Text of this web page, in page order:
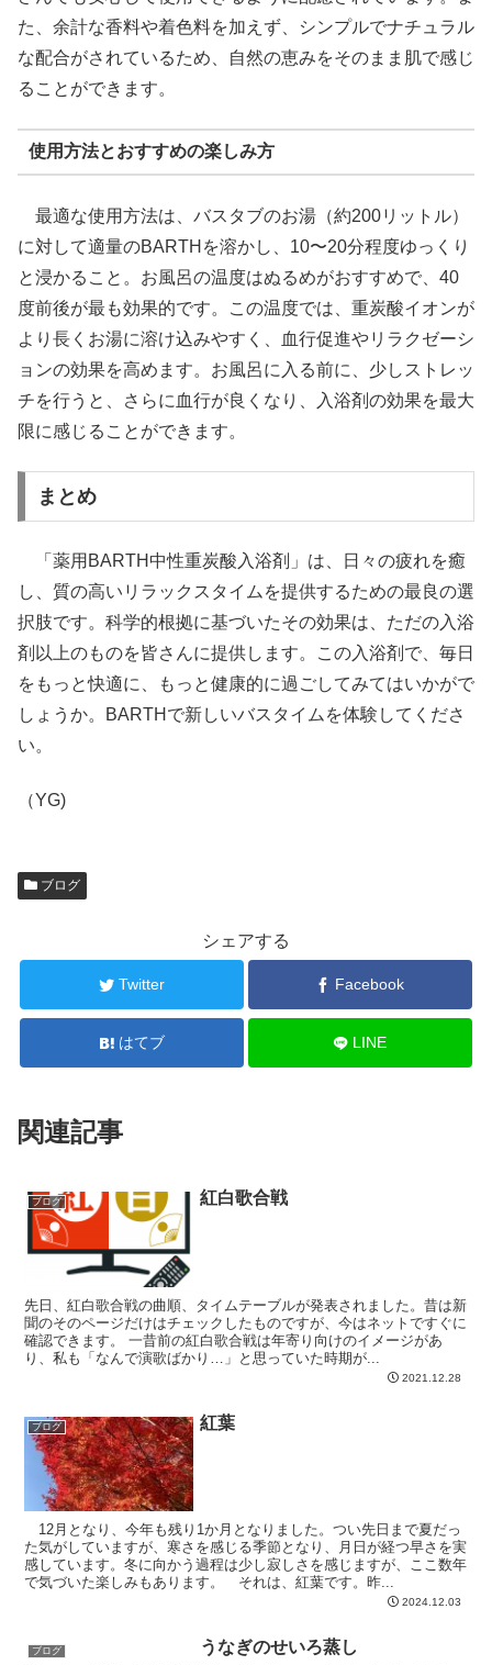
た、余計な香料や着色料を加えず、シンプルでナチュラル
な配合がされているため、自然の恵みをそのまま肌で感じ
ることができます。
使用方法とおすすめの楽しみ方
最適な使用方法は、バスタブのお湯（約200リットル）
に対して適量のBARTHを溶かし、10〜20分程度ゆっくり
と浸かること。お風呂の温度はぬるめがおすすめで、40
度前後が最も効果的です。この温度では、重炭酸イオンが
より長くお湯に溶け込みやすく、血行促進やリラクゼーシ
ョンの効果を高めます。お風呂に入る前に、少しストレッ
チを行うと、さらに血行が良くなり、入浴剤の効果を最大
限に感じることができます。
まとめ
「薬用BARTH中性重炭酸入浴剤」は、日々の疲れを癒
し、質の高いリラックスタイムを提供するための最良の選
択肢です。科学的根拠に基づいたその効果は、ただの入浴
剤以上のものを皆さんに提供します。この入浴剤で、毎日
をもっと快適に、もっと健康的に過ごしてみてはいかがで
しょうか。BARTHで新しいバスタイムを体験してくださ
い。
（YG)
ブログ
シェアする
Twitter Facebook
はてブ LINE
関連記事
ブログ 紅白歌合戦
先日、紅白歌合戦の曲順、タイムテーブルが発表されました。昔は新
聞のそのページだけはチェックしたものですが、今はネットですぐに
確認できます。 一昔前の紅白歌合戦は年寄り向けのイメージがあ
り、私も「なんで演歌ばかり…」と思っていた時期が...
2021.12.28
ブログ 紅葉
12月となり、今年も残り1か月となりました。つい先日まで夏だっ
た気がしていますが、寒さを感じる季節となり、月日が経つ早さを実
感しています。冬に向かう過程は少し寂しさを感じますが、ここ数年
で気づいた楽しみもあります。 それは、紅葉です。昨...
2024.12.03
ブログ うなぎのせいろ蒸し